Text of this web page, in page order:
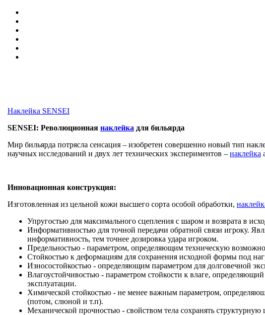
Наклейка SENSEI
SENSEI: Революционная наклейка для бильярда
Мир бильярда потрясла сенсация – изобретен совершенно новый тип
научных исследований и двух лет технических экспериментов – наклейка
Инновационная конструкция:
Изготовленная из цельной кожи высшего сорта особой обработки,
Упругостью для максимального сцепления с шаром и возврата в
Информативностью для точной передачи обратной связи игроку.
информативность, тем точнее дозировка удара игроком.
Предельностью - параметром, определяющим техническую
Стойкостью к деформациям для сохранения исходной формы под
Износостойкостью - определяющим параметром для долговечной
Влагоустойчивостью - параметром стойкости к влаге,
эксплуатации.
Химической стойкостью - не менее важным параметром,
(потом, слюной и т.п).
Механической прочностью - свойством тела сохранять структурную